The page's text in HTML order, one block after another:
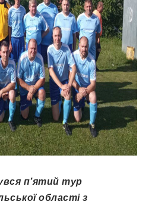
п’ятий тур
області з